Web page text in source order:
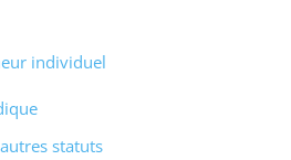
individuel
statuts